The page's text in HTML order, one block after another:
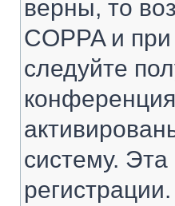
верны, то
COPPA и
следуйте
систему.